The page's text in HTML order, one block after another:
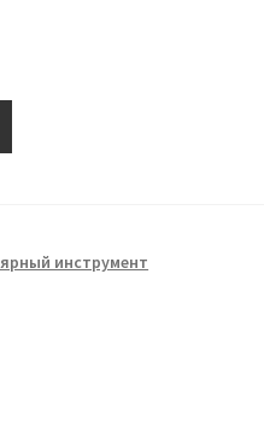
инструмент